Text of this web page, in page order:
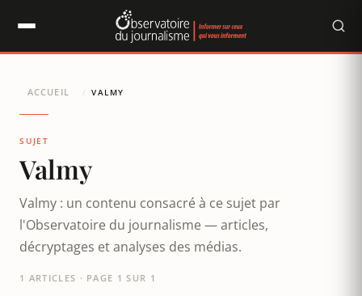
ACCUEIL / VALMY
SUJET
Valmy
Valmy : un contenu consacré à ce sujet par
l'Observatoire du journalisme — articles,
décryptages et analyses des médias.
1 ARTICLES · PAGE 1 SUR 1
Panneau de gestion des cookies